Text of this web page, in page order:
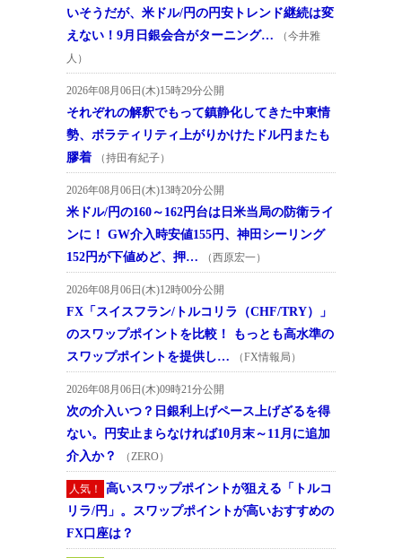
いそうだが、米ドル/円の円安トレンド継続は変
えない！9月日銀会合がターニング…
（今井雅
人）
2026年08月06日(木)15時29分公開
それぞれの解釈でもって鎮静化してきた中東情
勢、ボラティリティ上がりかけたドル円またも
膠着
（持田有紀子）
2026年08月06日(木)13時20分公開
米ドル/円の160～162円台は日米当局の防衛ライ
ンに！ GW介入時安値155円、神田シーリング
152円が下値めど、押…
（西原宏一）
2026年08月06日(木)12時00分公開
FX「スイスフラン/トルコリラ（CHF/TRY）」
のスワップポイントを比較！ もっとも高水準の
スワップポイントを提供し…
（FX情報局）
2026年08月06日(木)09時21分公開
次の介入いつ？日銀利上げペース上げざるを得
ない。円安止まらなければ10月末～11月に追加
介入か？
（ZERO）
人気！
高いスワップポイントが狙える「トルコ
リラ/円」。スワップポイントが高いおすすめの
FX口座は？